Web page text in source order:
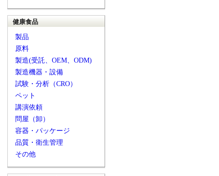
健康食品
製品
原料
製造(受託、OEM、ODM)
製造機器・設備
試験・分析（CRO）
ペット
講演依頼
問屋（卸）
容器・パッケージ
品質・衛生管理
その他